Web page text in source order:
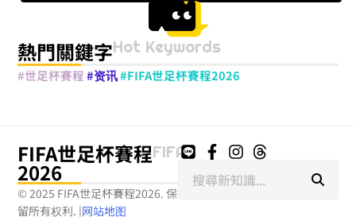
熱門關鍵字Hot Keywords
#世足杯賽程 #资讯#FIFA世足杯賽程2026
FIFA世足杯賽程
2026
FIFA
© 2025 FIFA世足杯賽程2026. 保
留所有权利. |网站地图